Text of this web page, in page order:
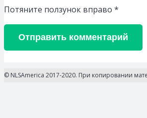
Потяните ползунок вправо *
Отправить комментарий
© NLSAmerica 2017-2020. При копировании